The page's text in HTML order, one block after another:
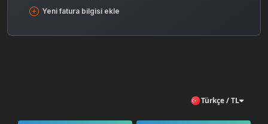
Yeni fatura bilgisi ekle
Türkçe / TL